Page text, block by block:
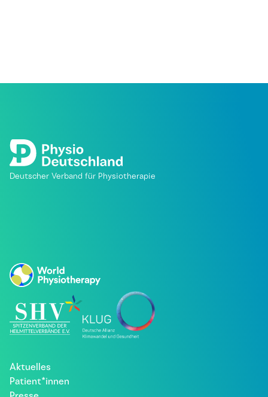
Deutscher Verband für Physiotherapie
Aktuelles
Patient*innen